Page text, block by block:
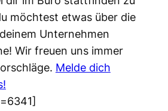
möchtest etwas über die
Unternehmen
Wir freuen uns immer
Melde dich